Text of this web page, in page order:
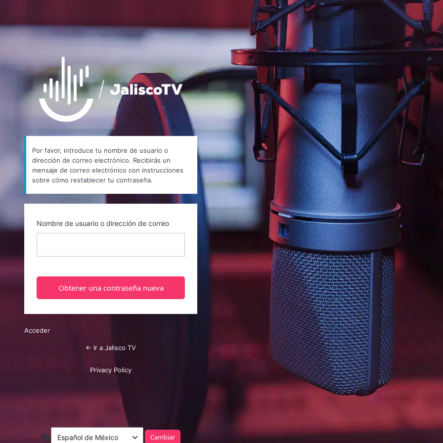
https://jaliscotv.com
Por favor, introduce tu nombre de usuario o
dirección de correo electrónico. Recibirás un
mensaje de correo electrónico con instrucciones
sobre cómo restablecer tu contraseña.
Nombre de usuario o dirección de correo
Acceder
← Ir a Jalisco TV
Privacy Policy
Idioma